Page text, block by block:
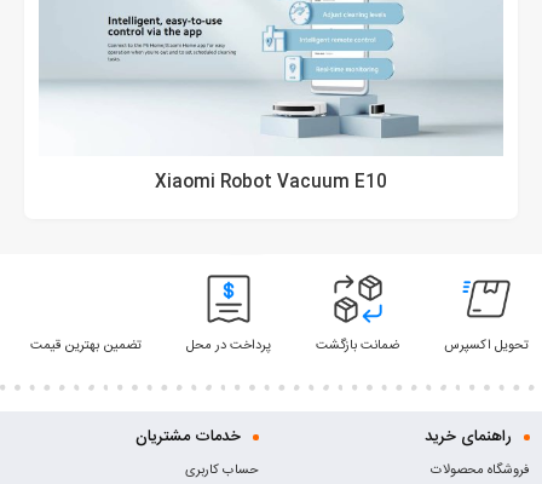
Xiaomi Robot Vacuum E10
تحویل اکسپرس ضمانت بازگشت پرداخت در محل تضمین بهترین قیمت
راهنمای خرید
فروشگاه محصولات
خدمات مشتریان
حساب کاربری